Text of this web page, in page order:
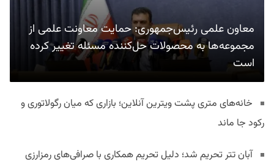
معاون علمی رئیس‌جمهوری: حمایت معاونت علمی از
مجموعه‌ها به محصولات حل‌کننده مسئله تغییر کرده
است
خانه‌های متری پشت ویترین آنلاین؛ بازاری که میان رگولاتوری و
رکود جا ماند
آبان تتر تحریم شد؛ دلیل تحریم همکاری با صرافی‌های رمزارزی